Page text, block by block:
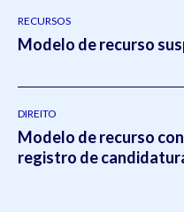
RECURSOS
Modelo de recurso
DIREITO
Modelo de recurso
registro de